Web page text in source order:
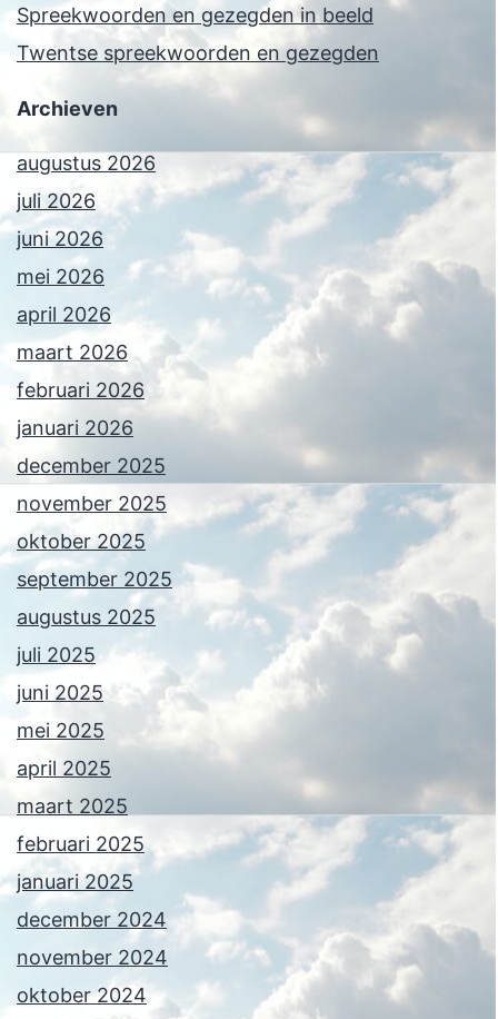
Spreekwoorden en gezegden in beeld
Twentse spreekwoorden en gezegden
Archieven
augustus 2026
juli 2026
juni 2026
mei 2026
april 2026
maart 2026
februari 2026
januari 2026
december 2025
november 2025
oktober 2025
september 2025
augustus 2025
juli 2025
juni 2025
mei 2025
april 2025
maart 2025
februari 2025
januari 2025
december 2024
november 2024
oktober 2024